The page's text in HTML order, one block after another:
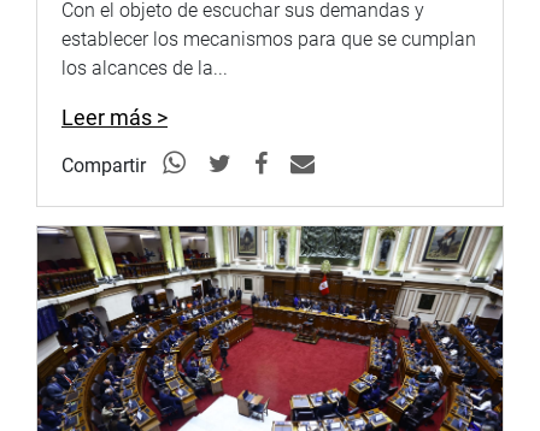
bien. En el tema de la reconstrucción usted va a tener
cientos de sorpresas», observó el legislador.
A su turno, el legislador Dipas Huamán solicitó que se
haga seguimiento al proyecto aprobado relacionado al
contralor», subrayó el legislador; en tanto que, Cesar
Campos, dejó entrever que algunas campañas políticas
están generando que gobiernos locales no presenten aún
sus informes. ¿Algunas entidades no quieren presentar
sus informes o es que tiene algo que esconder?, preguntó
el legislador.
Por su lado, el congresista Modesto Figueroa denunció
Con el objeto de escuchar sus demandas y
establecer los mecanismos para que se cumplan
los alcances de la...
Leer más >
Compartir